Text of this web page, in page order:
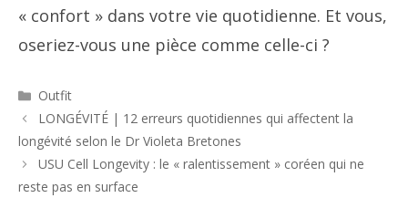
« confort » dans votre vie quotidienne. Et vous,
oseriez-vous une pièce comme celle-ci ?
Catégories
Outfit
Navigation
des
articles
LONGÉVITÉ | 12 erreurs quotidiennes qui affectent la
longévité selon le Dr Violeta Bretones
USU Cell Longevity : le « ralentissement » coréen qui ne
reste pas en surface